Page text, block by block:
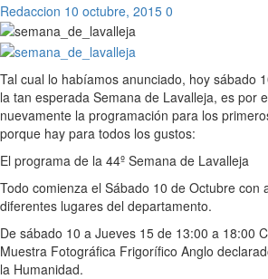
Redaccion 10 octubre, 2015 0
Tal cual lo habíamos anunciado, hoy sábado
la tan esperada Semana de Lavalleja, es por
nuevamente la programación para los
porque hay para todos los gustos:
El programa de la 44º Semana de Lavalleja
Todo comienza el Sábado 10 de Octubre con
diferentes lugares del departamento.
De sábado 10 a Jueves 15 de 13:00 a 18:00
Muestra Fotográfica Frigorífico Anglo
la Humanidad.